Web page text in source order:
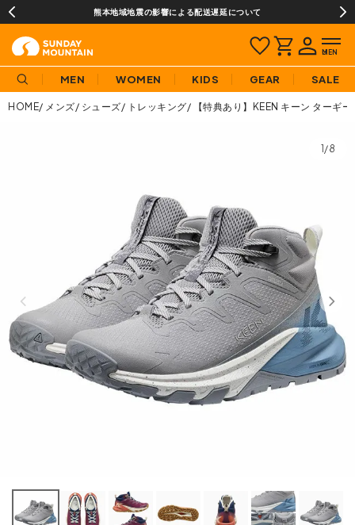
熊本地域地震の影響による配送遅延について
MEN WOMEN KIDS GEAR SALE
HOME メンズ シューズ トレッキング 【特典あり】KEEN キーン ターギ
1/8